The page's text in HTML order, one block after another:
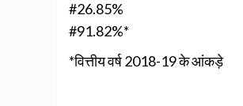
#26.85%
#91.82%*
*वित्तीय वर्ष 2018-19 के आंकड़े